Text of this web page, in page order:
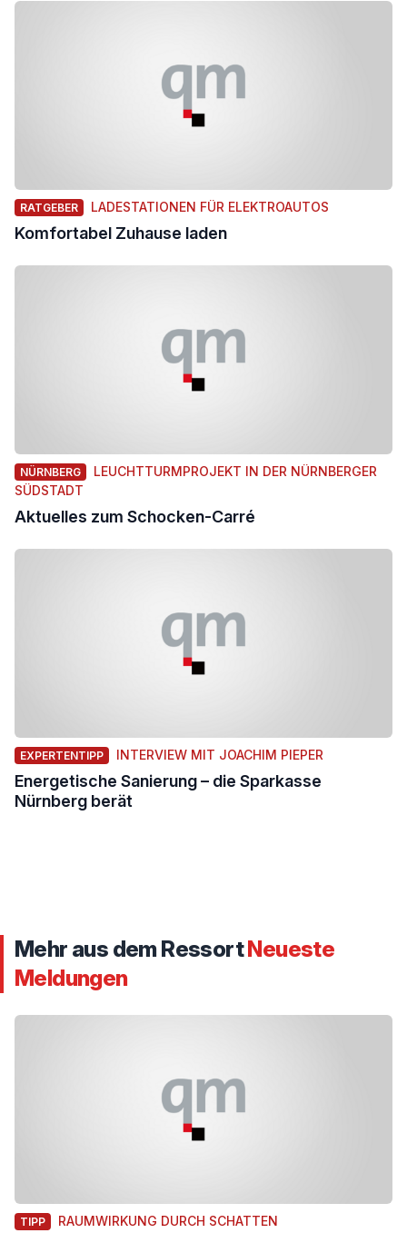
RATGEBER LADESTATIONEN FÜR ELEKTROAUTOS
Komfortabel Zuhause laden
NÜRNBERG
LEUCHTTURMPROJEKT IN DER NÜRNBERGER
SÜDSTADT
Aktuelles zum Schocken-Carré
EXPERTENTIPP INTERVIEW MIT JOACHIM PIEPER
Energetische Sanierung – die Sparkasse
Nürnberg berät
Mehr aus dem RessortNeueste
Meldungen
TIPP RAUMWIRKUNG DURCH SCHATTEN